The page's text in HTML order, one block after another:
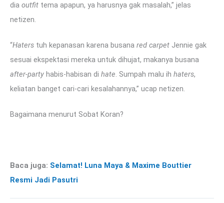
dia outfit tema apapun, ya harusnya gak masalah,” jelas
netizen.
“Haters tuh kepanasan karena busana red carpet Jennie gak
sesuai ekspektasi mereka untuk dihujat, makanya busana
after-party habis-habisan di hate. Sumpah malu ih haters,
keliatan banget cari-cari kesalahannya,” ucap netizen.
Bagaimana menurut Sobat Koran?
Baca juga: Selamat! Luna Maya & Maxime Bouttier
Resmi Jadi Pasutri